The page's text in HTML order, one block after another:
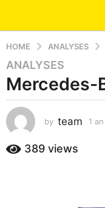
HOME ANALYSES
1
a
a
g
1
ANALYSES
Mercedes-
by team 1
389 views